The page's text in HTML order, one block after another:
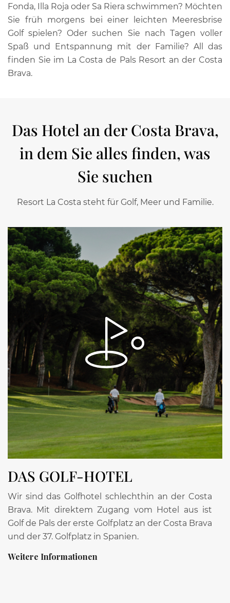
Fonda, Illa Roja oder Sa Riera schwimmen? Möchten
Sie früh morgens bei einer leichten Meeresbrise
Golf spielen? Oder suchen Sie nach Tagen voller
Spaß und Entspannung mit der Familie? All das
finden Sie im La Costa de Pals Resort an der Costa
Brava.
Das Hotel an der Costa Brava,
in dem Sie alles finden, was
Sie suchen
Resort La Costa steht für Golf, Meer und Familie.
DAS GOLF-HOTEL
Wir sind das Golfhotel schlechthin an der Costa
Brava. Mit direktem Zugang vom Hotel aus ist
Golf de Pals der erste Golfplatz an der Costa Brava
und der 37. Golfplatz in Spanien.
Weitere Informationen